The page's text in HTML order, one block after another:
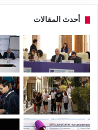
أحدث المقالات